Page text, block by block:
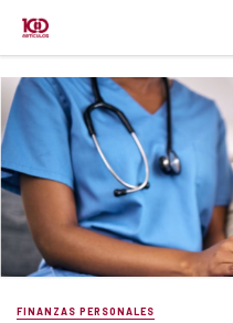
FINANZAS PERSONALES